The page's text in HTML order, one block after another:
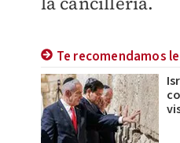
Te recomendamos